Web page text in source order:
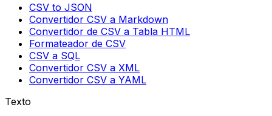
CSV to JSON
Convertidor CSV a Markdown
Convertidor de CSV a Tabla HTML
Formateador de CSV
CSV a SQL
Convertidor CSV a XML
Convertidor CSV a YAML
Texto